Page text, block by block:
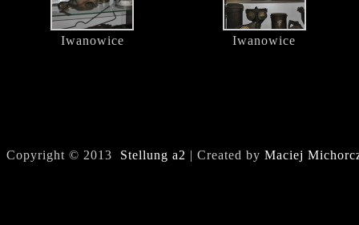
Iwanowice Iwanowice
Copyright © 2013 Stellung a2 | Created by Maciej